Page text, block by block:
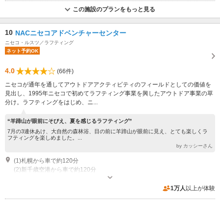
この施設のプランをもっと見る
10 NACニセコアドベンチャーセンター
ニセコ・ルスツ／ラフティング
ネット予約OK
4.0
(66件)
ニセコが通年を通してアウトドアアクティビティのフィールドとしての価値を
見出し、1995年ニセコで初めてラフティング事業を興したアウトドア事業の草
分け。ラフティングをはじめ、ニ...
“羊蹄山が眼前にそびえ、夏を感じるラフティング”
7月の3連休あけ、大自然の森林浴、目の前に羊蹄山が眼前に見え、とても楽しくラ
フティングを楽しめました。...
by カッシーさん
(1)札幌から車で約120分
(2)新千歳空港から車で約120分
1万人 以上が体験